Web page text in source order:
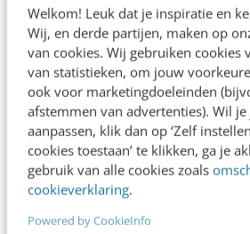
Welkom! Leuk dat je inspiratie en
Wij, en derde partijen, maken op
van cookies. Wij gebruiken cookies
van statistieken, om jouw
ook voor marketingdoeleinden
afstemmen van advertenties). Wil
aanpassen, klik dan op ‘Zelf
cookies toestaan’ te klikken, ga je
gebruik van alle cookies zoals
cookieverklaring.
Powered by CookieInfo
control – finding the ‘off’
Machines?
Vroeg in het boek laat Lewis
blijken voor academici. Hij
maar vindt het gros ver van